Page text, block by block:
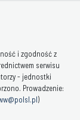
i zgodność z
serwisu
- jednostki
Prowadzenie:
)